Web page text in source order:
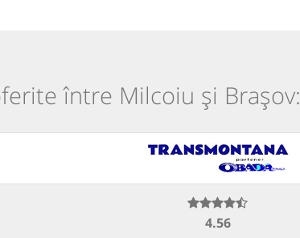
între Milcoiu și Brașov:
4.56